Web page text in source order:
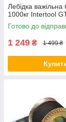
Лебідка
1000кг Intertool
Готово до
1 249 ₴ 1 499 ₴